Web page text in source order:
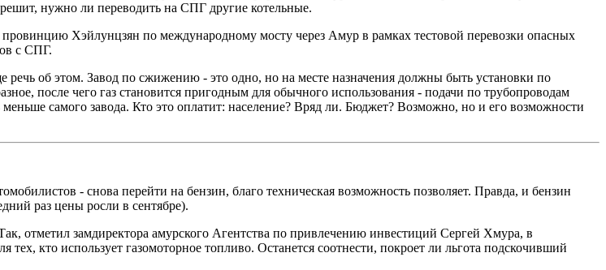
нужно ли переводить на СПГ другие котельные.
Хэйлунцзян по международному мосту через Амур в рамках тестовой перевозки опасных
с СПГ.
об этом. Завод по сжижению - это одно, но на месте назначения должны быть установки по
после чего газ становится пригодным для обычного использования - подачи по трубопроводам
меньше самого завода. Кто это оплатит: население? Вряд ли. Бюджет? Возможно, но и его возможности
- снова перейти на бензин, благо техническая возможность позволяет. Правда, и бензин
раз цены росли в сентябре).
отметил замдиректора амурского Агентства по привлечению инвестиций Сергей Хмура, в
тех, кто использует газомоторное топливо. Останется соотнести, покроет ли льгота подскочивший